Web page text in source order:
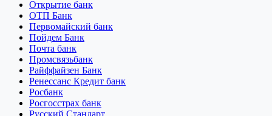
Открытие банк
ОТП Банк
Первомайский банк
Пойдем Банк
Почта банк
Промсвязьбанк
Райффайзен Банк
Ренессанс Кредит банк
Росбанк
Росгосстрах банк